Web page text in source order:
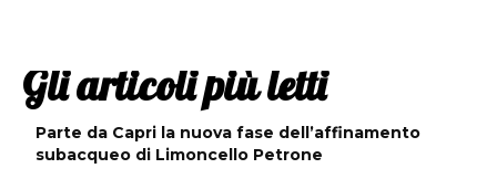
Gli articoli più letti
Parte da Capri la nuova fase dell’affinamento
subacqueo di Limoncello Petrone